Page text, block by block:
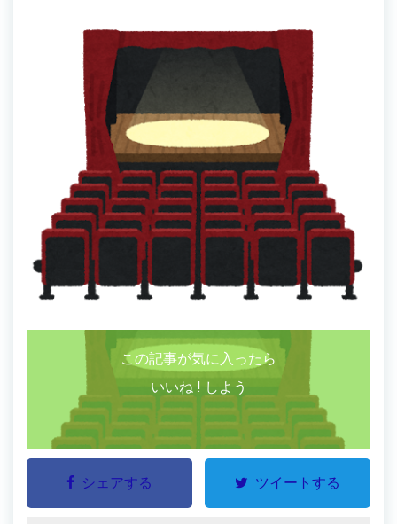
この記事が気に入ったら
いいね ! しよう
シェアする ツイートする